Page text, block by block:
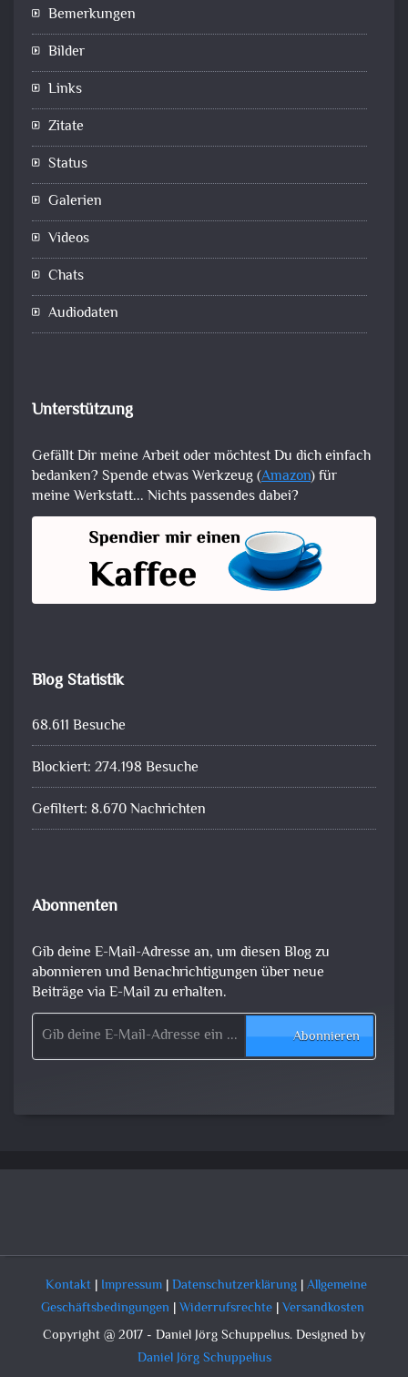
Bemerkungen
Bilder
Links
Zitate
Status
Galerien
Videos
Chats
Audiodaten
Unterstützung
Gefällt Dir meine Arbeit oder möchtest Du dich einfach
bedanken? Spende etwas Werkzeug (Amazon) für
meine Werkstatt... Nichts passendes dabei?
Blog Statistik
68.611 Besuche
Blockiert: 274.198 Besuche
Gefiltert: 8.670 Nachrichten
Abonnenten
Gib deine E-Mail-Adresse an, um diesen Blog zu
abonnieren und Benachrichtigungen über neue
Beiträge via E-Mail zu erhalten.
Gib deine E-Mail-Adresse ein ...
Abonnieren
Kontakt| Impressum|Datenschutzerklärung|Allgemeine
Geschäftsbedingungen |Widerrufsrechte|Versandkosten
Copyright @ 2017 - Daniel Jörg Schuppelius. Designed by
Daniel Jörg Schuppelius